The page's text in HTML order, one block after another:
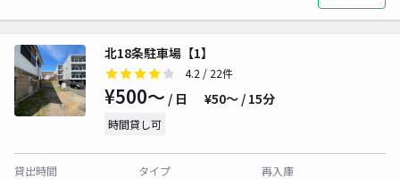
北18条駐車場【1】
4.2 / 22件
¥500〜 / 日 ¥50〜 / 15分
時間貸し可
貸出時間
タイプ
再入庫